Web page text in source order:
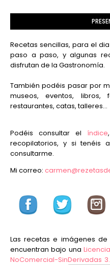
Recetas sencillas, para el
paso a paso, y algunas
disfrutan de la Gastronomía.
También podéis pasar por
museos, eventos, libros,
restaurantes, catas, talleres...
Podéis consultar el índice
recopilatorios, y si tenéis
consultarme.
Mi correo:
Las recetas e imágenes de
encuentran bajo una
NoComercial-SinDerivadas